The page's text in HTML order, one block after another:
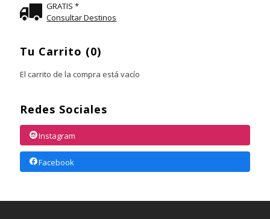
GRATIS *
Consultar Destinos
Tu Carrito (0)
El carrito de la compra está vacío
Redes Sociales
Instagram
Facebook